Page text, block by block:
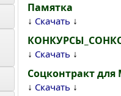
Памятка
↓ Скачать ↓
↓ Скачать ↓
Соцконтракт для
↓ Скачать ↓